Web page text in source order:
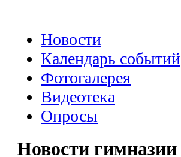
Новости
Календарь событий
Фотогалерея
Видеотека
Опросы
Новости гимназии